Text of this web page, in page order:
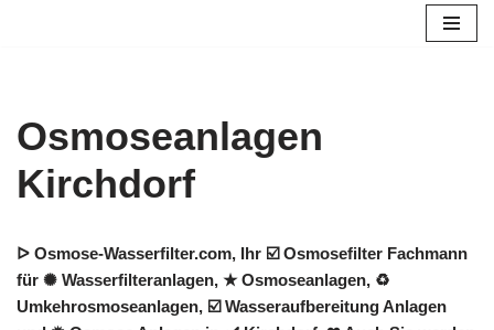
Osmoseanlagen
Kirchdorf
ᐅ Osmose-Wasserfilter.com, Ihr ☑️ Osmosefilter Fachmann
für ✺ Wasserfilteranlagen, ★ Osmoseanlagen, ♻
Umkehrosmoseanlagen, ☑️ Wasseraufbereitung Anlagen